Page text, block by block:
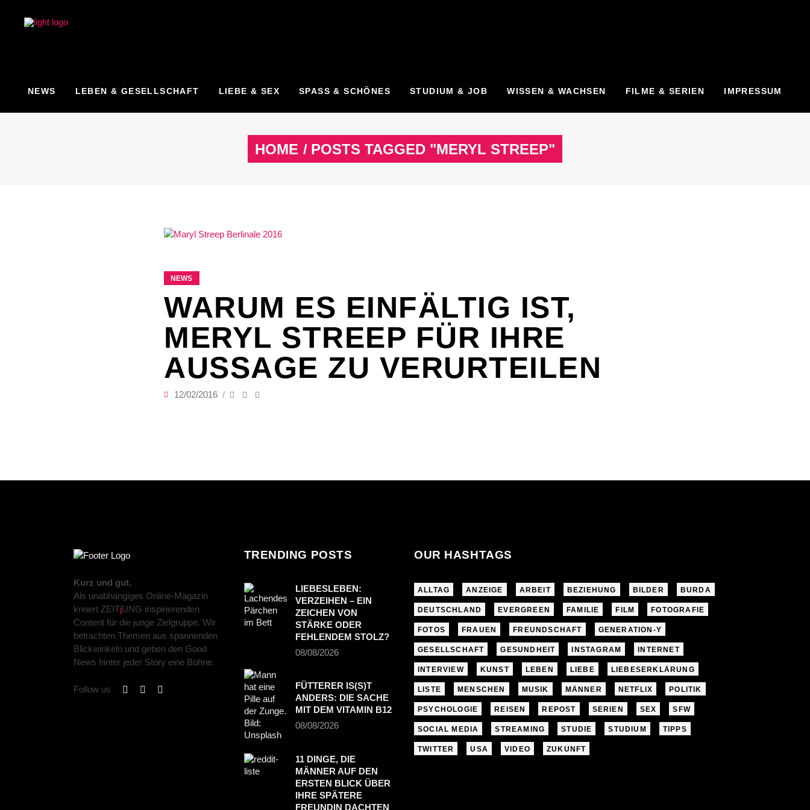
NEWS LEBEN & GESELLSCHAFT LIEBE & SEX SPASS & SCHÖNES STUDIUM & JOB WISSEN & WACHSEN FILME & SERIEN IMPRESSUM
HOME / POSTS TAGGED "MERYL STREEP"
NEWS
WARUM ES EINFÄLTIG IST,
MERYL STREEP FÜR IHRE
AUSSAGE ZU VERURTEILEN
12/02/2016
Kurz und gut.
Als unabhängiges Online-Magazin
kreiert ZEITjUNG inspirierenden
Content für die junge Zielgruppe. Wir
betrachten Themen aus spannenden
Blickwinkeln und geben den Good
News hinter jeder Story eine Bühne.
Follow us
TRENDING POSTS
LIEBESLEBEN:
VERZEIHEN – EIN
ZEICHEN VON
STÄRKE ODER
FEHLENDEM STOLZ?
08/08/2026
FÜTTERER IS(S)T
ANDERS: DIE SACHE
MIT DEM VITAMIN B12
08/08/2026
11 DINGE, DIE
MÄNNER AUF DEN
ERSTEN BLICK ÜBER
IHRE SPÄTERE
FREUNDIN DACHTEN
OUR HASHTAGS
ALLTAG ANZEIGE ARBEIT BEZIEHUNG BILDER BURDA
DEUTSCHLAND EVERGREEN FAMILIE FILM FOTOGRAFIE
FOTOS FRAUEN FREUNDSCHAFT GENERATION-Y
GESELLSCHAFT GESUNDHEIT INSTAGRAM INTERNET
INTERVIEW KUNST LEBEN LIEBE LIEBESERKLÄRUNG
LISTE MENSCHEN MUSIK MÄNNER NETFLIX POLITIK
PSYCHOLOGIE REISEN REPOST SERIEN SEX SFW
SOCIAL MEDIA STREAMING STUDIE STUDIUM TIPPS
TWITTER USA VIDEO ZUKUNFT